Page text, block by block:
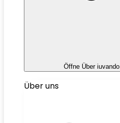
Öffne Über iuvando
Über uns